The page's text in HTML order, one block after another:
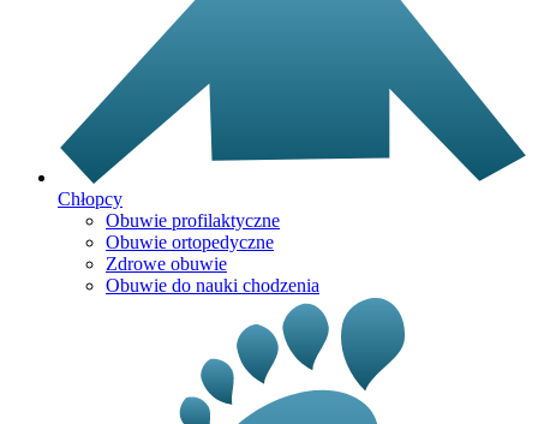
Chłopcy
Obuwie profilaktyczne
Obuwie ortopedyczne
Zdrowe obuwie
Obuwie do nauki chodzenia